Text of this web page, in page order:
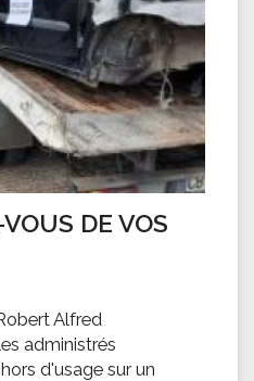
DE VOS
Alfred
administrés
d'usage sur un